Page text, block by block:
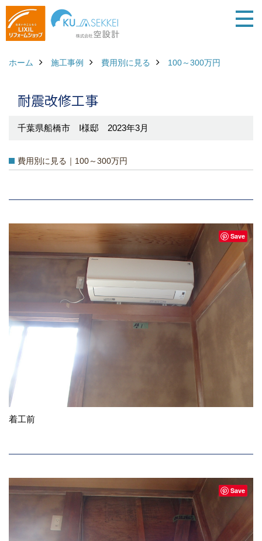
ホーム 施工事例 費用別に見る 100～300万円
耐震改修工事
千葉県船橋市 I様邸 2023年3月
費用別に見る｜100～300万円
Save
着工前
Save